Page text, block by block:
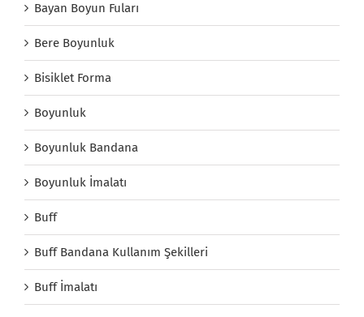
Bayan Boyun Fuları
Bere Boyunluk
Bisiklet Forma
Boyunluk
Boyunluk Bandana
Boyunluk İmalatı
Buff
Buff Bandana Kullanım Şekilleri
Buff İmalatı